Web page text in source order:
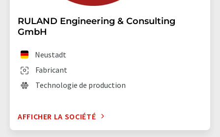
RULAND Engineering & Consulting
GmbH
Fabricant
Neustadt
Technologie de production
AFFICHER LA SOCIÉTÉ